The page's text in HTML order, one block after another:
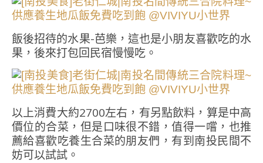
飯後招待的水果-芭樂，這也是小朋友喜歡吃的水
果，後來打包回民宿慢慢吃。
以上消費大約2700左右，有另點飲料，算是中高
價位的合菜，但是口味很不錯，值得一嚐，也推
薦給喜歡吃養生合菜的朋友們，有到南投民間不
妨可以試試。